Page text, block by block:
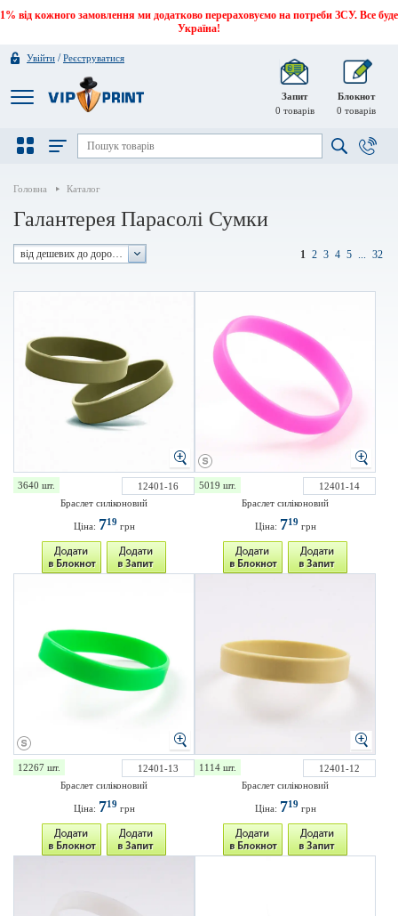
1% від кожного замовлення ми додатково перераховуємо на потреби ЗСУ. Все буде
Україна!
Увійти /Реєструватися
Запит
0 товарів
Блокнот
0 товарів
Головна Каталог
Галантерея Парасолі Сумки
від дешевих до дорогих 1 2 3 4 5 ... 32
3640 шт.
12401-16
Браслет силіконовий
Ціна: 719 грн
5019 шт.
12401-14
Браслет силіконовий
Ціна: 719 грн
12267 шт.
12401-13
Браслет силіконовий
Ціна: 719 грн
1114 шт.
12401-12
Браслет силіконовий
Ціна: 719 грн